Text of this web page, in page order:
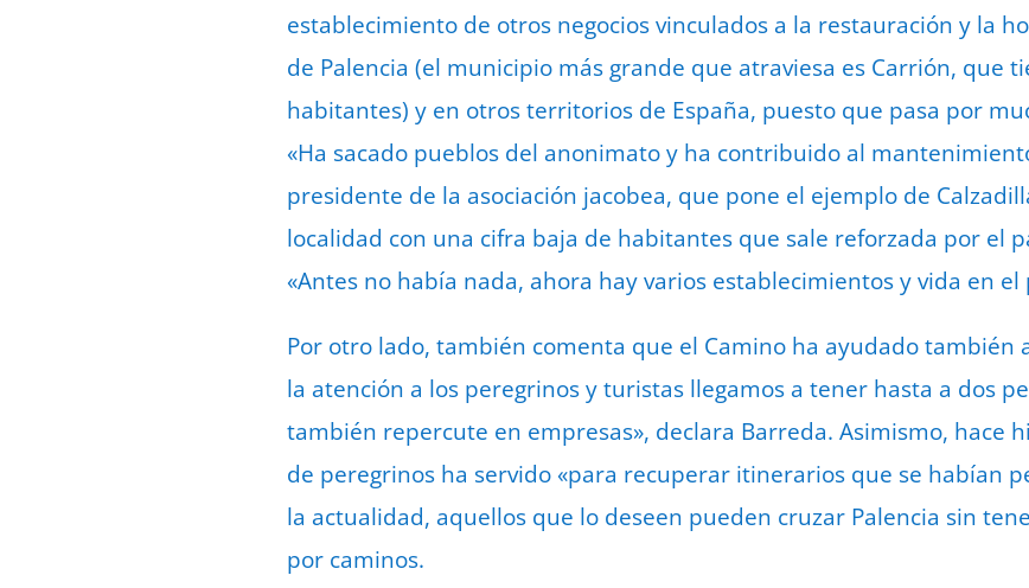
establecimiento de otros negocios vinculados a la restauración y la
de Palencia (el municipio más grande que atraviesa es Carrión, que
habitantes) y en otros territorios de España, puesto que pasa por
«Ha sacado pueblos del anonimato y ha contribuido al
presidente de la asociación jacobea, que pone el ejemplo de
localidad con una cifra baja de habitantes que sale reforzada por el
«Antes no había nada, ahora hay varios establecimientos y vida en el
Por otro lado, también comenta que el Camino ha ayudado también
la atención a los peregrinos y turistas llegamos a tener hasta a dos
también repercute en empresas», declara Barreda. Asimismo, hace
de peregrinos ha servido «para recuperar itinerarios que se habían
la actualidad, aquellos que lo deseen pueden cruzar Palencia sin
por caminos.